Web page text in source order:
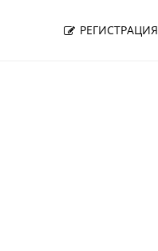
РЕГИСТРАЦИЯ